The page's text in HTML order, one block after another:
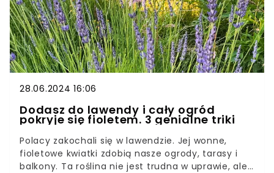
28.06.2024 16:06
Dodasz do lawendy i cały ogród
pokryje się fioletem. 3 genialne triki
Polacy zakochali się w lawendzie. Jej wonne,
fioletowe kwiatki zdobią nasze ogrody, tarasy i
balkony. Ta roślina nie jest trudna w uprawie, ale